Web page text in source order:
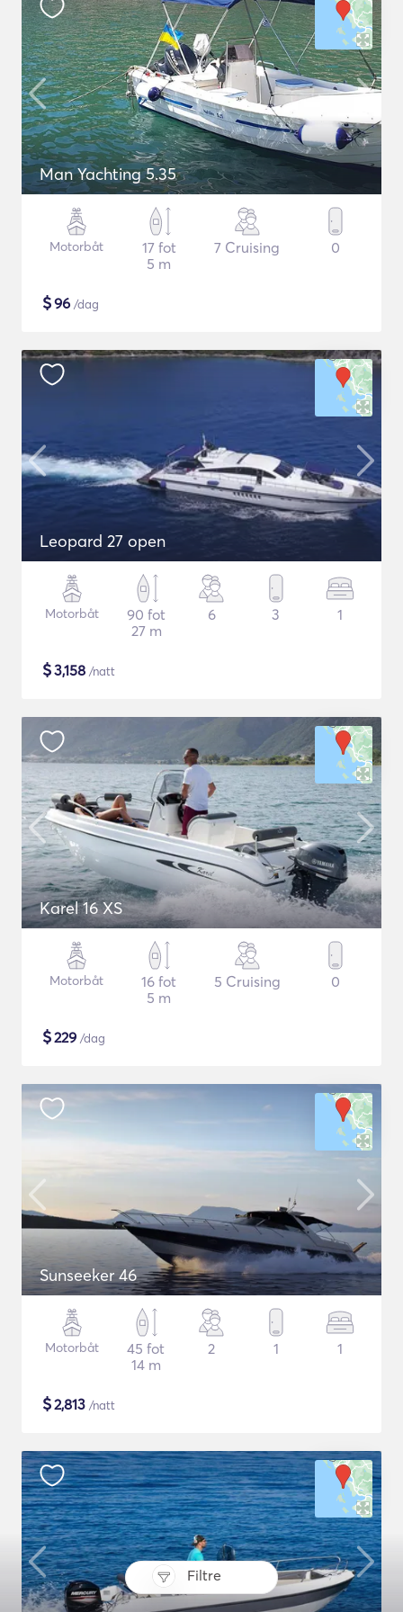
Filtre
Man Yachting 5.35
Motorbåt
17 fot
5 m
7 Cruising 0
$96 /dag
Leopard 27 open
Motorbåt
90 fot
27 m
6 3 1
$3,158 /natt
Karel 16 XS
Motorbåt
16 fot
5 m
5 Cruising 0
$229 /dag
Sunseeker 46
Motorbåt
45 fot
14 m
2 1 1
$2,813 /natt